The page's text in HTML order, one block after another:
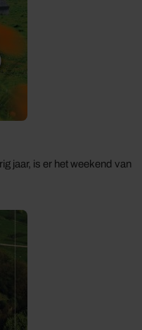
jaar, is er het weekend van